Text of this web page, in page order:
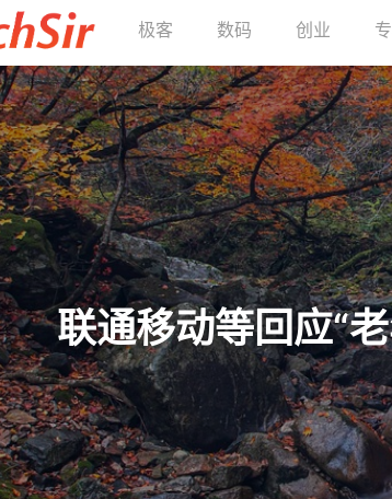
极客 数码 创业
联通移动等回应“